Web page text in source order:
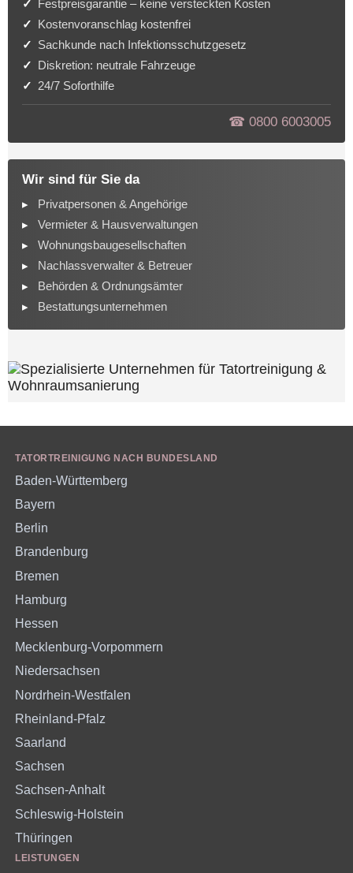
Festpreisgarantie – keine versteckten Kosten
Kostenvoranschlag kostenfrei
Sachkunde nach Infektionsschutzgesetz
Diskretion: neutrale Fahrzeuge
24/7 Soforthilfe
☎︎ 0800 6003005
Wir sind für Sie da
Privatpersonen & Angehörige
Vermieter & Hausverwaltungen
Wohnungsbaugesellschaften
Nachlassverwalter & Betreuer
Behörden & Ordnungsämter
Bestattungsunternehmen
TATORTREINIGUNG NACH BUNDESLAND
Baden-Württemberg
Bayern
Berlin
Brandenburg
Bremen
Hamburg
Hessen
Mecklenburg-Vorpommern
Niedersachsen
Nordrhein-Westfalen
Rheinland-Pfalz
Saarland
Sachsen
Sachsen-Anhalt
Schleswig-Holstein
Thüringen
LEISTUNGEN